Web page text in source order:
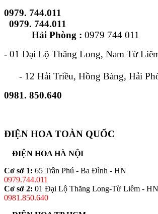
0979. 744.011
0979. 744.011
Hải Phòng : 0979 744 011
- 01 Đại Lộ Thăng Long, Nam
- 12 Hải Triều, Hồng Bàng, Hải
0981. 850.640
ĐIỆN HOA TOÀN QUỐC
ĐIỆN HOA HÀ NỘI
Cơ sở 1: 65 Trần Phú - Ba Đình - HN
0979.744.011
Cơ sở 2: 01 Đại Lộ Thăng Long-Từ Liêm - HN
0981.850.640